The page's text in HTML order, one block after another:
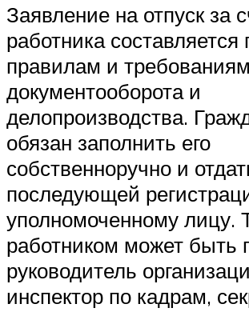
Заявление на отпуск за
работника составляется
правилам и
документооборота и
делопроизводства.
обязан заполнить его
собственноручно и
последующей
уполномоченному лицу.
работником может быть
руководитель
инспектор по кадрам,